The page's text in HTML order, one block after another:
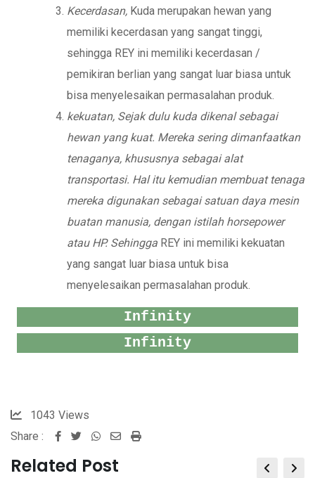
Kecerdasan, Kuda merupakan hewan yang
memiliki kecerdasan yang sangat tinggi,
sehingga REY ini memiliki kecerdasan /
pemikiran berlian yang sangat luar biasa untuk
bisa menyelesaikan permasalahan produk.
kekuatan, Sejak dulu kuda dikenal sebagai
hewan yang kuat. Mereka sering dimanfaatkan
tenaganya, khususnya sebagai alat
transportasi. Hal itu kemudian membuat tenaga
mereka digunakan sebagai satuan daya mesin
buatan manusia, dengan istilah horsepower
atau HP. Sehingga REY ini memiliki kekuatan
yang sangat luar biasa untuk bisa
menyelesaikan permasalahan produk.
Infinity
Infinity
1043 Views
Share :
Whatsapp
SharePrint
Related Post